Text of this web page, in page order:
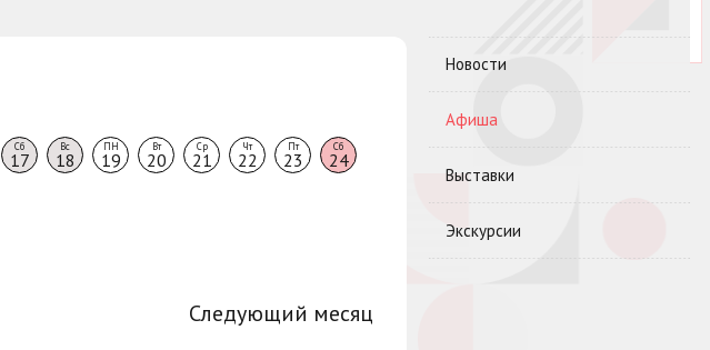
Сб
17
Вс
18
ПН
19
Вт
20
Ср
21
Чт
22
Пт
23
Сб
24
Следующий месяц
Новости
Афиша
Выставки
Экскурсии